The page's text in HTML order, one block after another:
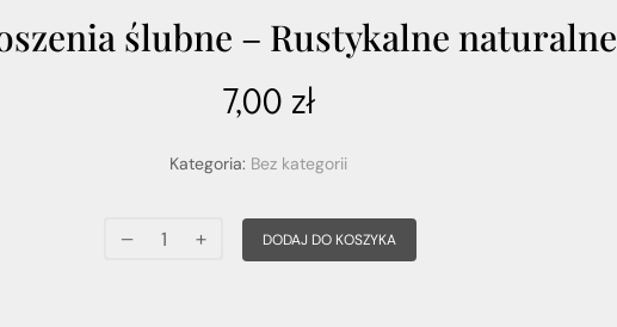
ślubne – Rustykalne naturalne
7,00 zł
Kategoria: Bez kategorii
DODAJ DO KOSZYKA